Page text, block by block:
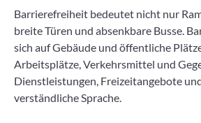
Barrierefreiheit bedeutet nicht nur
breite Türen und absenkbare Busse.
sich auf Gebäude und öffentliche
Arbeitsplätze, Verkehrsmittel und
Dienstleistungen, Freizeitangebote
verständliche Sprache.